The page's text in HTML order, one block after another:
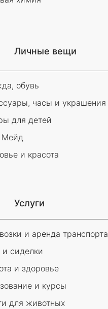
Личные вещи
обувь
часы и украшения
для детей
Мейд
и красота
Услуги
и аренда транспорта
сиделки
и здоровье
и курсы
для животных